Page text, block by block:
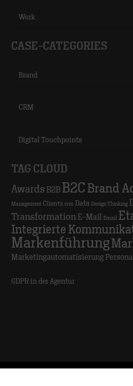
Work
CASE-CATEGORIES
Brand
CRM
Digital Touchpoints
TAG CLOUD
Awards B2B B2C Brand
Management Clients crm Data Design Thinking
Transformation E-Mail Email
Integrierte
Markenführung
Marketingautomatisierung
GDPR in der Agentur